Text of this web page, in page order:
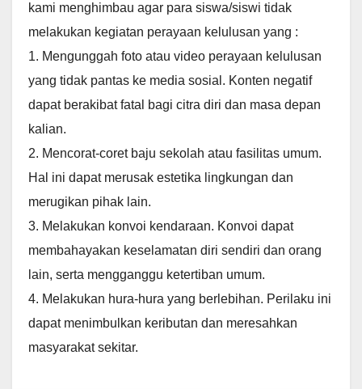
kami menghimbau agar para siswa/siswi tidak
melakukan kegiatan perayaan kelulusan yang :
1. Mengunggah foto atau video perayaan kelulusan
yang tidak pantas ke media sosial. Konten negatif
dapat berakibat fatal bagi citra diri dan masa depan
kalian.
2. Mencorat-coret baju sekolah atau fasilitas umum.
Hal ini dapat merusak estetika lingkungan dan
merugikan pihak lain.
3. Melakukan konvoi kendaraan. Konvoi dapat
membahayakan keselamatan diri sendiri dan orang
lain, serta mengganggu ketertiban umum.
4. Melakukan hura-hura yang berlebihan. Perilaku ini
dapat menimbulkan keributan dan meresahkan
masyarakat sekitar.